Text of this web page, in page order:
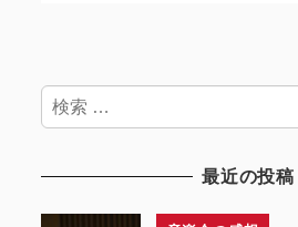
検
索
最近の投稿